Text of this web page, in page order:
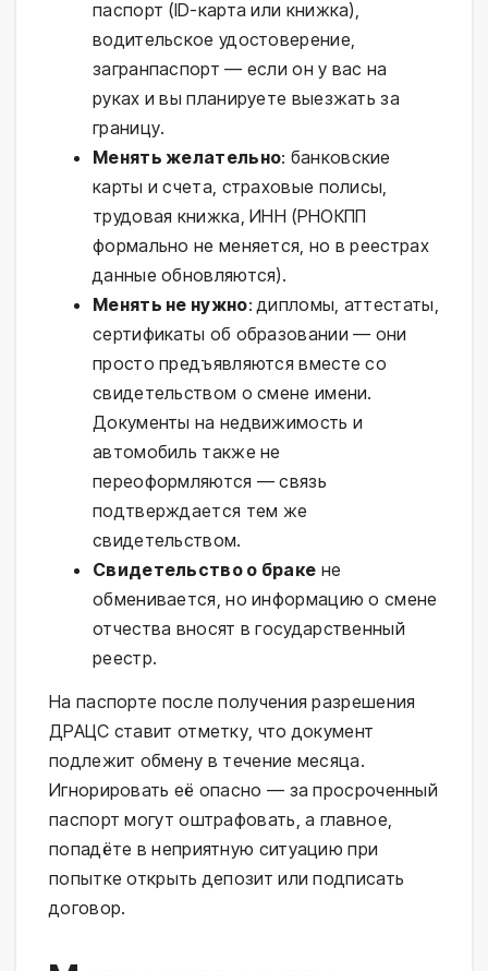
паспорт (ID-карта или книжка),
водительское удостоверение,
загранпаспорт — если он у вас на
руках и вы планируете выезжать за
границу.
Менять желательно: банковские
карты и счета, страховые полисы,
трудовая книжка, ИНН (РНОКПП
формально не меняется, но в реестрах
данные обновляются).
Менять не нужно: дипломы, аттестаты,
сертификаты об образовании — они
просто предъявляются вместе со
свидетельством о смене имени.
Документы на недвижимость и
автомобиль также не
переоформляются — связь
подтверждается тем же
свидетельством.
Свидетельство о браке не
обменивается, но информацию о смене
отчества вносят в государственный
реестр.
На паспорте после получения разрешения
ДРАЦС ставит отметку, что документ
подлежит обмену в течение месяца.
Игнорировать её опасно — за просроченный
паспорт могут оштрафовать, а главное,
попадёте в неприятную ситуацию при
попытке открыть депозит или подписать
договор.